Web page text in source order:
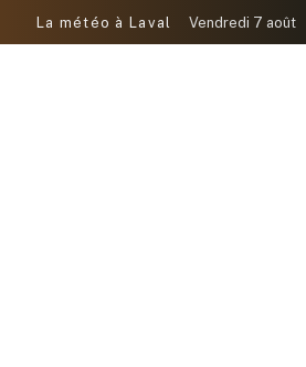
La météo à Laval Vendredi 7 août